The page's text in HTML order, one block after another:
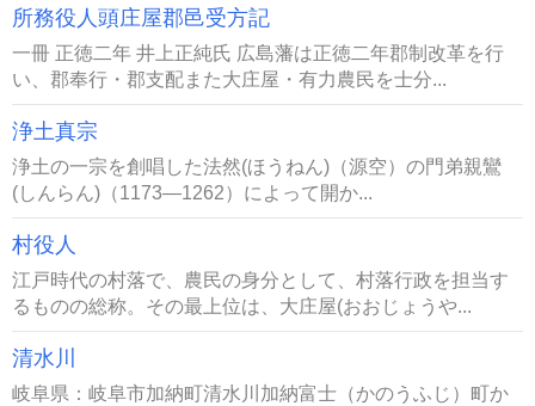
所務役人頭庄屋郡邑受方記
一冊 正徳二年 井上正純氏 広島藩は正徳二年郡制改革を行
い、郡奉行・郡支配また大庄屋・有力農民を士分...
浄土真宗
浄土の一宗を創唱した法然(ほうねん)（源空）の門弟親鸞
(しんらん)（1173―1262）によって開か...
村役人
江戸時代の村落で、農民の身分として、村落行政を担当す
るものの総称。その最上位は、大庄屋(おおじょうや...
清水川
岐阜県：岐阜市加納町清水川加納富士（かのうふじ）町か